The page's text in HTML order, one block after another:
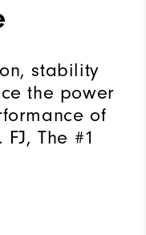
stability
the power
of
The #1